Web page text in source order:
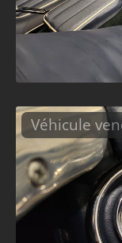
Véhicule